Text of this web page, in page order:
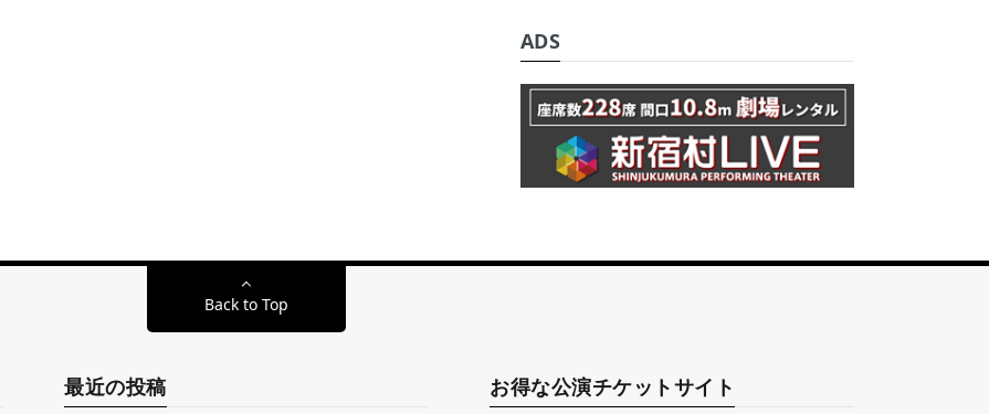
ADS
Back to Top
最近の投稿 お得な公演チケットサイト